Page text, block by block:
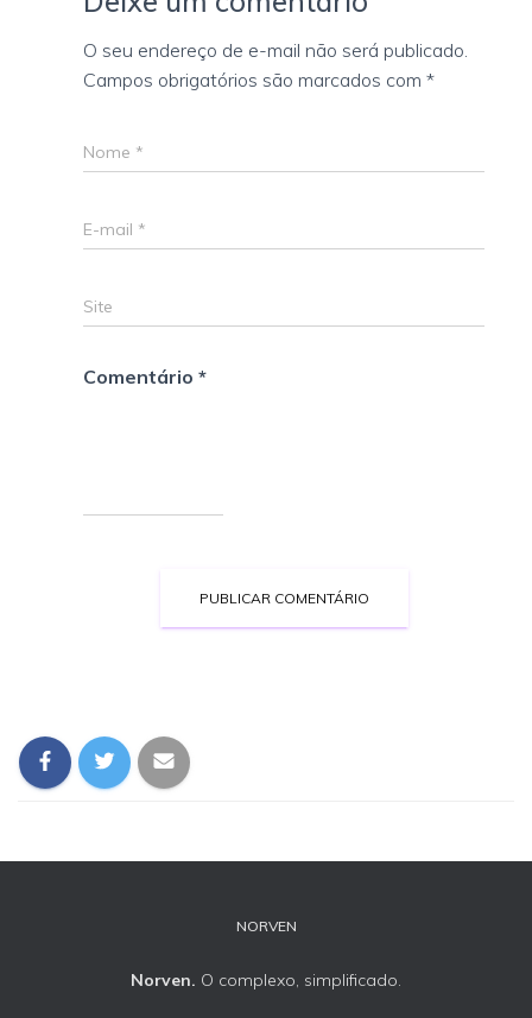
O seu endereço de e-mail não será publicado.
Campos obrigatórios são marcados com *
Nome *
E-mail *
Site
Comentário *
NORVEN
Norven. O complexo, simplificado.